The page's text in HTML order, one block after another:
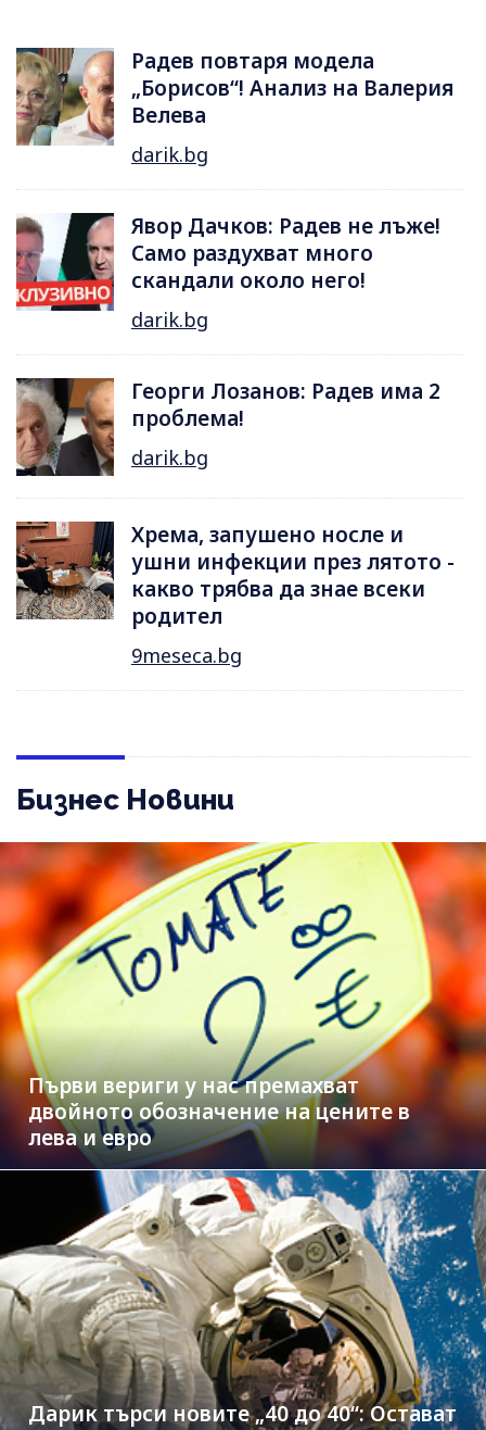
Радев повтаря модела
„Борисов“! Анализ на Валерия
Велева
darik.bg
Явор Дачков: Радев не лъже!
Само раздухват много
скандали около него!
darik.bg
Георги Лозанов: Радев има 2
проблема!
darik.bg
Хрема, запушено носле и
ушни инфекции през лятотo -
какво трябва да знае всеки
родител
9meseca.bg
Бизнес Новини
Първи вериги у нас премахват
двойното обозначение на цените в
лева и евро
Дарик търси новите „40 до 40“: Остават